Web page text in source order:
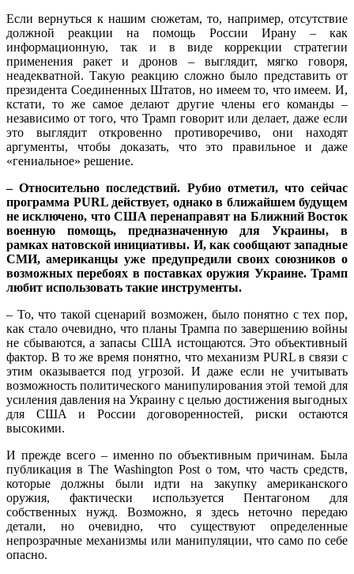
Если вернуться к нашим сюжетам, то, например, отсутствие
должной реакции на помощь России Ирану – как
информационную, так и в виде коррекции стратегии
применения ракет и дронов – выглядит, мягко говоря,
неадекватной. Такую реакцию сложно было представить от
президента Соединенных Штатов, но имеем то, что имеем. И,
кстати, то же самое делают другие члены его команды –
независимо от того, что Трамп говорит или делает, даже если
это выглядит откровенно противоречиво, они находят
аргументы, чтобы доказать, что это правильное и даже
«гениальное» решение.
– Относительно последствий. Рубио отметил, что сейчас
программа PURL действует, однако в ближайшем будущем
не исключено, что США перенаправят на Ближний Восток
военную помощь, предназначенную для Украины, в
рамках натовской инициативы. И, как сообщают западные
СМИ, американцы уже предупредили своих союзников о
возможных перебоях в поставках оружия Украине. Трамп
любит использовать такие инструменты.
– То, что такой сценарий возможен, было понятно с тех пор,
как стало очевидно, что планы Трампа по завершению войны
не сбываются, а запасы США истощаются. Это объективный
фактор. В то же время понятно, что механизм PURL в связи с
этим оказывается под угрозой. И даже если не учитывать
возможность политического манипулирования этой темой для
усиления давления на Украину с целью достижения выгодных
для США и России договоренностей, риски остаются
высокими.
И прежде всего – именно по объективным причинам. Была
публикация в The Washington Post о том, что часть средств,
которые должны были идти на закупку американского
оружия, фактически используется Пентагоном для
собственных нужд. Возможно, я здесь неточно передаю
детали, но очевидно, что существуют определенные
непрозрачные механизмы или манипуляции, что само по себе
опасно.